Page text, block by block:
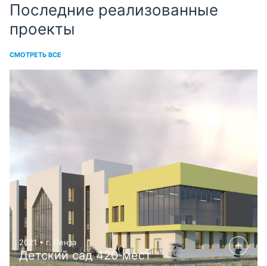
Последние реализованные
проекты
СМОТРЕТЬ ВСЕ
2021 • г. Пенза
Детский сад 420 мест